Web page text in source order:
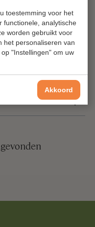
toestemming voor het
functionele, analytische
worden gebruikt voor
het personaliseren van
"Instellingen" om uw
Akkoord